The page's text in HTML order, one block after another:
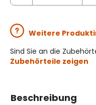
Weitere
Sind Sie an die
Zubehörteile zeigen
Beschreibung